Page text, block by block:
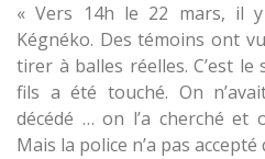
« Vers 14h le 22 mars, il
Kégnéko. Des témoins ont
tirer à balles réelles. C’est
fils a été touché. On
décédé … on l’a cherché et
Mais la police n’a pas accepté